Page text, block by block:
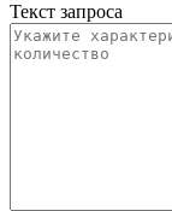
Текст запроса